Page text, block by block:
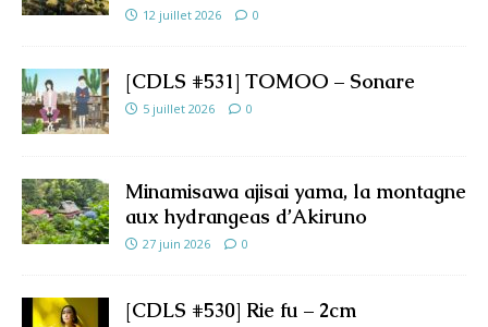
12 juillet 2026 0
[CDLS #531] TOMOO – Sonare
5 juillet 2026 0
Minamisawa ajisai yama, la montagne
aux hydrangeas d’Akiruno
27 juin 2026 0
[CDLS #530] Rie fu – 2cm